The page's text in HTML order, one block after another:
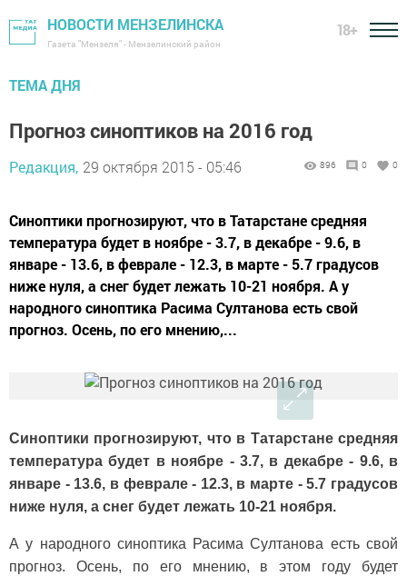
НОВОСТИ МЕНЗЕЛИНСКА
Газета "Мензеля" - Мензелинский район
18+
ТЕМА ДНЯ
Прогноз синоптиков на 2016 год
Редакция, 29 октября 2015 - 05:46 896 0 0
Синоптики прогнозируют, что в Татарстане средняя
температура будет в ноябре - 3.7, в декабре - 9.6, в
январе - 13.6, в феврале - 12.3, в марте - 5.7 градусов
ниже нуля, а снег будет лежать 10-21 ноября. А у
народного синоптика Расима Султанова есть свой
прогноз. Осень, по его мнению,...
Синоптики прогнозируют, что в Татарстане средняя
температура будет в ноябре - 3.7, в декабре - 9.6, в
январе - 13.6, в феврале - 12.3, в марте - 5.7 градусов
ниже нуля, а снег будет лежать 10-21 ноября.
А у народного синоптика Расима Султанова есть свой
прогноз. Осень, по его мнению, в этом году будет